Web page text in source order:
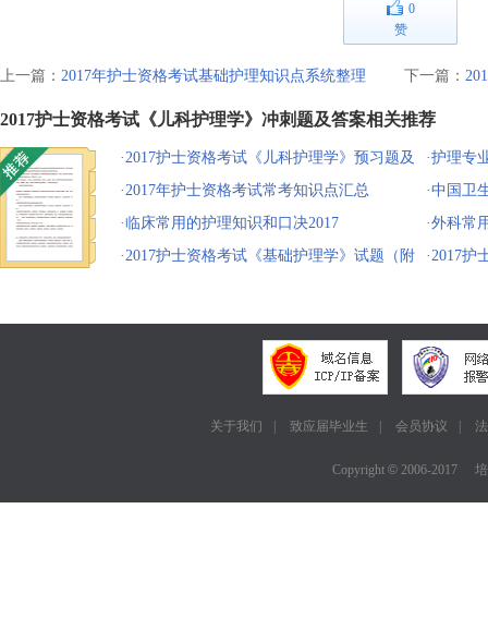
0
赞
上一篇： 2017年护士资格考试基础护理知识点系统整理 下一篇：
2017护士资格考试《儿科护理学》冲刺题及答案相关推荐
·2017护士资格考试《儿科护理学》预习题及
答案
·护理专
·2017年护士资格考试常考知识点汇总 ·中国卫
打印入口
·临床常用的护理知识和口决2017 ·外科常
·2017护士资格考试《基础护理学》试题（附
·2017护
关于我们 致应届毕业生 会员协议
Copyright ©2006-2017